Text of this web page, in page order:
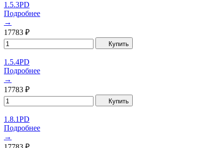
1.5.3PD
Подробнее
→
17783 ₽
Купить
1.5.4PD
Подробнее
→
17783 ₽
Купить
1.8.1PD
Подробнее
→